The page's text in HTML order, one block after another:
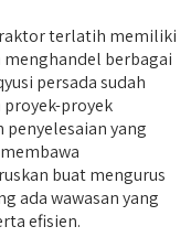
terlatih memiliki
berbagai
persada sudah
proyek
yang
buat mengurus
ada wawasan yang
efisien.